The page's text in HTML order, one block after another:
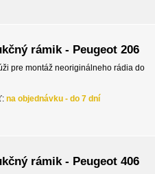
rámik - Peugeot 206
pre montáž neoriginálneho rádia do
na objednávku - do 7 dní
rámik - Peugeot 406